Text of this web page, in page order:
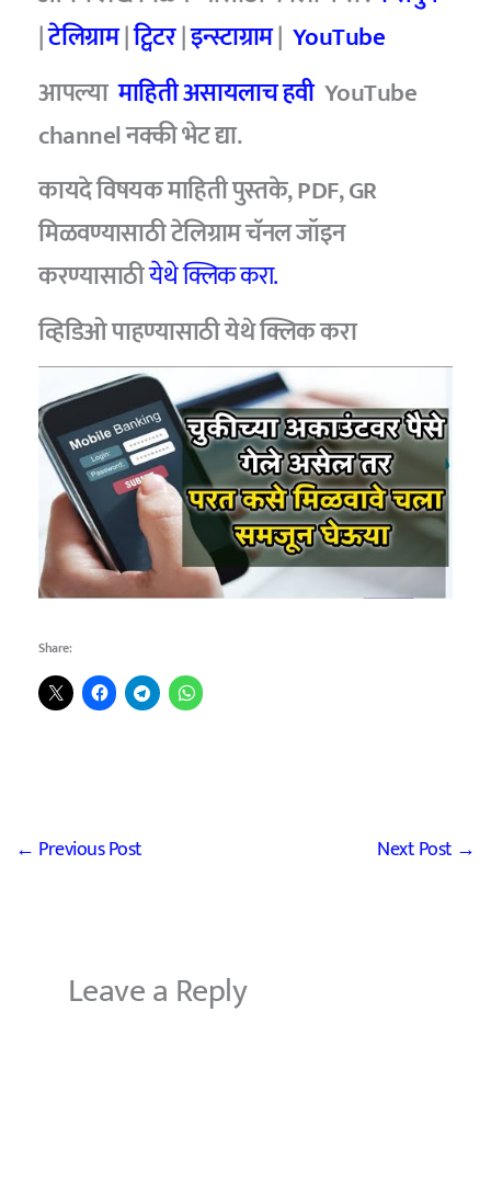
|टेलिग्राम|ट्विटर|इन्स्टाग्राम| YouTube
आपल्यामाहिती असायलाच हवीYouTube
channel नक्की भेट द्या.
कायदे विषयक माहिती पुस्तके, PDF, GR
मिळवण्यासाठी टेलिग्राम चॅनल जॉइन
करण्यासाठीयेथे क्लिक करा.
व्हिडिओ पाहण्यासाठीयेथे क्लिक करा
Share:
← Previous Post Next Post →
Leave a Reply